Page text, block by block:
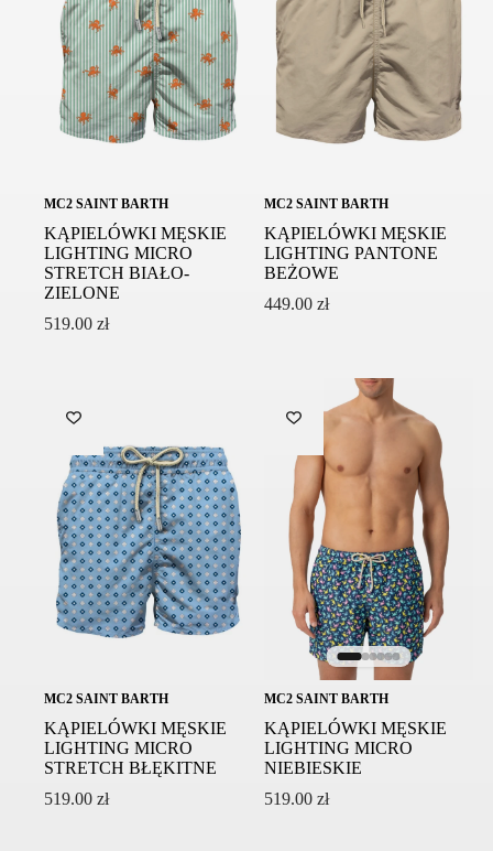
MC2 SAINT BARTH
KĄPIELÓWKI MĘSKIE
LIGHTING MICRO
STRETCH BIAŁO-
ZIELONE
519.00 zł
MC2 SAINT BARTH
KĄPIELÓWKI MĘSKIE
LIGHTING PANTONE
BEŻOWE
449.00zł
MC2 SAINT BARTH
KĄPIELÓWKI MĘSKIE
LIGHTING MICRO
STRETCH BŁĘKITNE
519.00 zł
MC2 SAINT BARTH
KĄPIELÓWKI MĘSKIE
LIGHTING MICRO
NIEBIESKIE
519.00zł